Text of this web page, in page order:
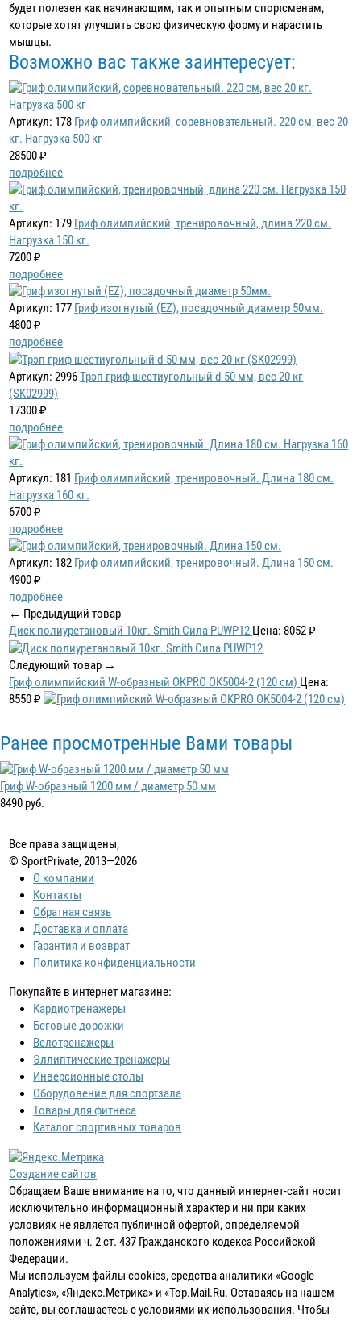
будет полезен как начинающим, так и опытным спортсменам,
которые хотят улучшить свою физическую форму и нарастить
мышцы.
Возможно вас также заинтересует:
Артикул: 178 Гриф олимпийский, соревновательный. 220 см, вес 20
кг. Нагрузка 500 кг
28500 ₽
подробнее
Артикул: 179 Гриф олимпийский, тренировочный, длина 220 см.
Нагрузка 150 кг.
7200 ₽
подробнее
Артикул: 177 Гриф изогнутый (EZ), посадочный диаметр 50мм.
4800 ₽
подробнее
Артикул: 2996Трэп гриф шестиугольный d-50 мм, вес 20 кг
(SK02999)
17300 ₽
подробнее
Артикул: 181 Гриф олимпийский, тренировочный. Длина 180 см.
Нагрузка 160 кг.
6700 ₽
подробнее
Артикул: 182 Гриф олимпийский, тренировочный. Длина 150 см.
4900 ₽
подробнее
← Предыдущий товар
Диск полиуретановый 10кг. Smith Сила PUWP12 Цена: 8052 ₽
Следующий товар →
Гриф олимпийский W-образный OKPRO OK5004-2 (120 см) Цена:
8550 ₽
Ранее просмотренные Вами товары
Гриф W-образный 1200 мм / диаметр 50 мм
8490 руб.
Все права защищены,
© SportPrivate, 2013—2026
О компании
Контакты
Обратная связь
Доставка и оплата
Гарантия и возврат
Политика конфиденциальности
Покупайте в интернет магазине:
Кардиотренажеры
Беговые дорожки
Велотренажеры
Эллиптические тренажеры
Инверсионные столы
Оборудовение для спортзала
Товары для фитнеса
Каталог спортивных товаров
Создание сайтов
Обращаем Ваше внимание на то, что данный интернет-сайт носит
исключительно информационный характер и ни при каких
условиях не является публичной офертой, определяемой
положениями ч. 2 ст. 437 Гражданского кодекса Российской
Федерации.
Мы используем файлы cookies, средства аналитики «Google
Analytics», «Яндекс.Метрика» и «Top.Mail.Ru. Оставаясь на нашем
сайте, вы соглашаетесь с условиями их использования. Чтобы